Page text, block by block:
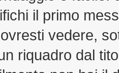
il primo
vedere,
riquadro dal